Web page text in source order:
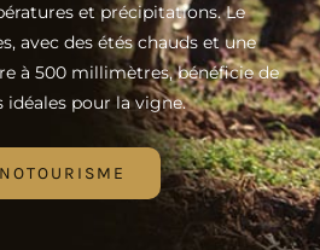
et précipitations. Le
avec des étés chauds et une
à 500 millimètres, bénéficie de
pour la vigne.